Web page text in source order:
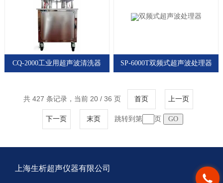
CQ-2000工业用超声波清洗器 SP-6000T双频式超声波处理器
共 427 条记录，当前 20 / 36 页 首页 上一页
下一页 末页 跳转到第 页
上海生析超声仪器有限公司